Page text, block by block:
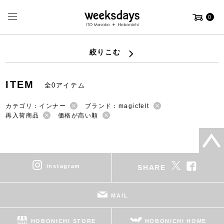
0
絞りこむ
ITEM 全0アイテム
カテゴリ：インナー
ブランド：magicfelt
再入荷商品
価格が高い順
instagram SHARE
MAIL
HOBONICHI STORE HOBONICHI HOME